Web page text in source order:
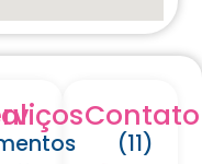
Contato
(11)